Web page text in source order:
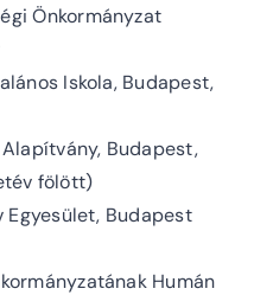
Önkormányzat
Iskola, Budapest,
Budapest,
fölött)
Budapest
Humán